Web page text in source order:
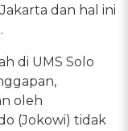
dan hal ini
di UMS Solo
oleh
(Jokowi) tidak